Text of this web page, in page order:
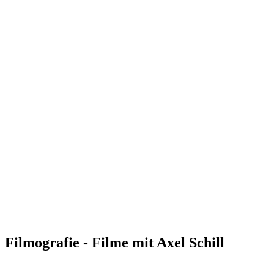
Filmografie - Filme mit Axel Schill